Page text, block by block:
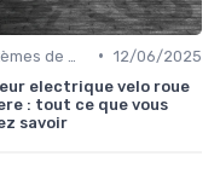
• 12/06/2025
electrique velo roue
: tout ce que vous
savoir